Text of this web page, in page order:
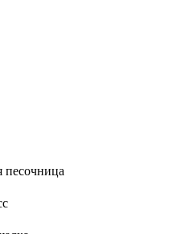
песочница